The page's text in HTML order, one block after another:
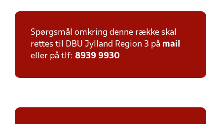
Spørgsmål omkring denne række skal
rettes til DBU Jylland Region 3 på mail
eller på tlf: 8939 9930